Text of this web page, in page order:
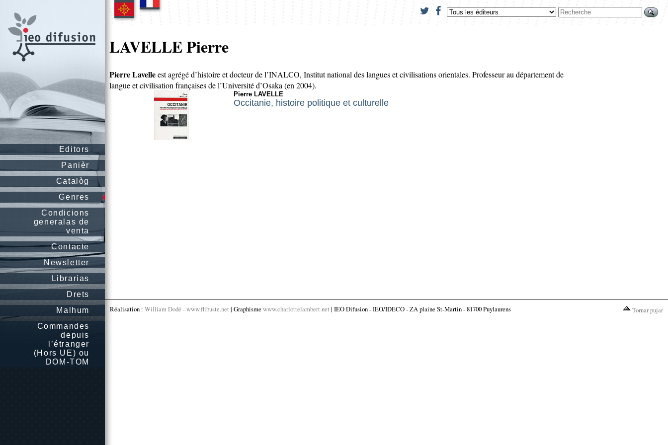
Editors
Panièr
Catalòg
Genres
Condicions
generalas de
venta
Contacte
Newsletter
Librarias
Drets
Malhum
Commandes
depuis
l’étranger
(Hors UE) ou
DOM-TOM
LAVELLE Pierre
Pierre Lavelleest agrégé d’histoire et docteur de l’INALCO, Institut national des langues et civilisations orientales. Professeur au département de
langue et civilisation françaises de l’Université d’Osaka (en 2004).
Pierre LAVELLE
Occitanie, histoire politique et culturelle
Réalisation : William Dodé - www.flibuste.net | Graphisme www.charlottelambert.net | IEO Difusion - IEO/IDECO - ZA plaine St-Martin - 81700 Puylaurens Tornar pujar